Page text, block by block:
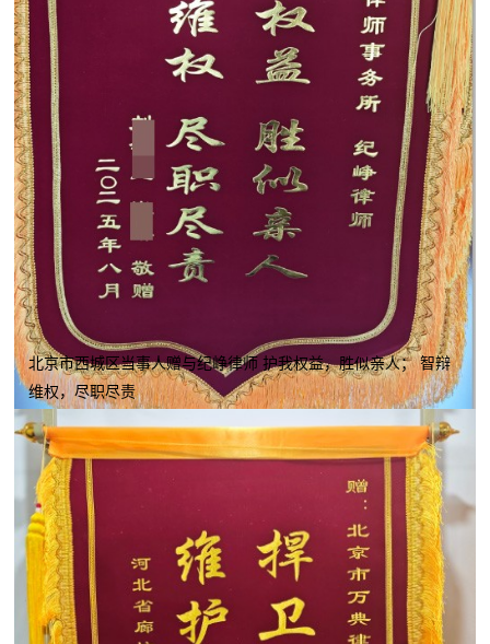
北京市西城区当事人赠与纪峥律师 护我权益，胜似亲人； 智辩
维权，尽职尽责